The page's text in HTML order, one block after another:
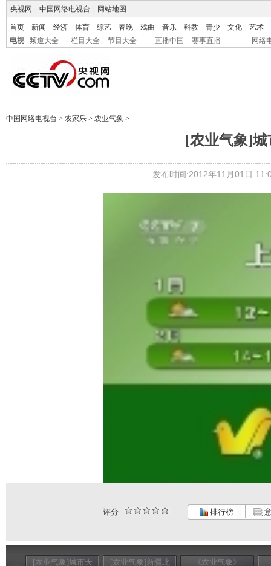
央视网 中国网络电视台 网站地图
首页 新闻 经济 体育 综艺 春晚 戏曲 音乐 科教 青少 文化
艺术
电视
频道大全 栏目大全 节目大全 直播中国 赛事直播 网络
中国网络电视台 > 农家乐 > 农业气象 >
[农业气象]城
发布时间:2012年11月01日
评分 排行榜
[农业气象]城市天
[农业气象]新疆北
《农业气象》